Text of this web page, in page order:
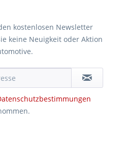
kostenlosen Newsletter
keine Neuigkeit oder Aktion